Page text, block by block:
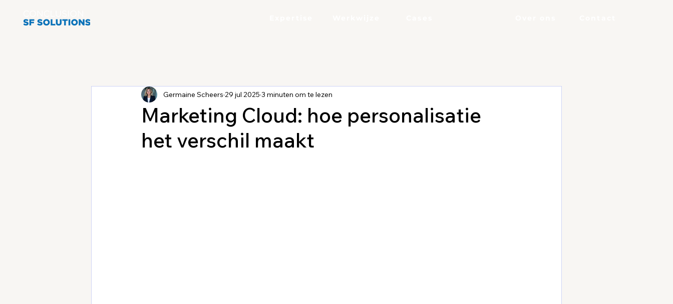
Marketing Cloud: hoe personalisatie
het verschil maakt
Germaine Scheers 29 jul 2025 3 minuten om te lezen